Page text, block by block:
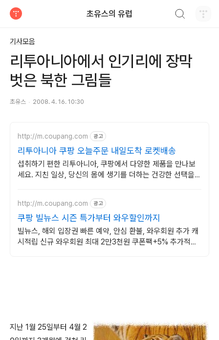
초유스의 유럽
기사모음
리투아니아에서 인기리에 장막
벗은 북한 그림들
초유스 2008. 4. 16. 10:30
http://m.coupang.com 광고
리투아니아 쿠팡 오늘주문 내일도착 로켓배송
섭취하기 편한 리투아니아, 쿠팡에서 다양한 제품을 만나보
세요. 지친 일상, 당신의 몸에 생기를 더하는 건강한 선택을
http://m.coupang.com 광고
쿠팡 빌뉴스 시즌 특가부터 와우할인까지
빌뉴스, 해외 입장권 빠른 예약, 안심 환불, 와우회원 추가 캐
시적립 신규 와우회원 최대 2만3천원 쿠폰팩+5% 추가적립
지난 1월 25일부터 4월 2